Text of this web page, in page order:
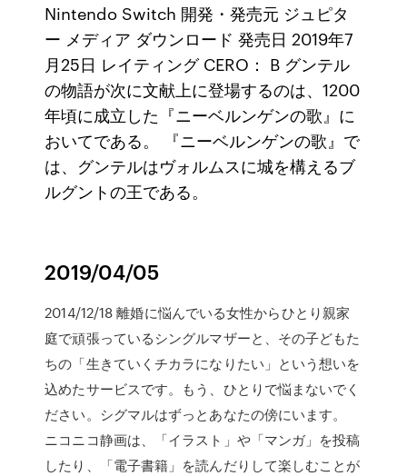
Nintendo Switch 開発・発売元 ジュピタ
ー メディア ダウンロード 発売日 2019年7
月25日 レイティング CERO： B グンテル
の物語が次に文献上に登場するのは、1200
年頃に成立した『ニーベルンゲンの歌』に
おいてである。 『ニーベルンゲンの歌』で
は、グンテルはヴォルムスに城を構えるブ
ルグントの王である。
2019/04/05
2014/12/18 離婚に悩んでいる女性からひとり親家
庭で頑張っているシングルマザーと、その子どもた
ちの「生きていくチカラになりたい」という想いを
込めたサービスです。もう、ひとりで悩まないでく
ださい。シグマルはずっとあなたの傍にいます。
ニコニコ静画は、「イラスト」や「マンガ」を投稿
したり、「電子書籍」を読んだりして楽しむことが